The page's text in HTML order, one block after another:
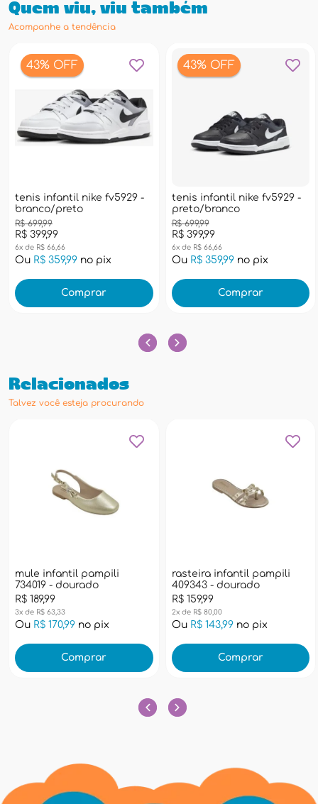
Quem viu, viu também
Acompanhe a tendência
43% OFF
tenis infantil nike fv5929 -
branco/preto
R$ 399,99
R$ 699,99
6x de R$ 66,66
Ou R$ 359,99 no pix
Comprar
43% OFF
tenis infantil nike fv5929 -
preto/branco
R$ 399,99
R$ 699,99
6x de R$ 66,66
Ou R$ 359,99no pix
Comprar
Relacionados
Talvez você esteja procurando
mule infantil pampili
734019 - dourado
R$ 189,99
3x de R$ 63,33
Ou R$ 170,99 no pix
Comprar
rasteira infantil pampili
409343 - dourado
R$ 159,99
2x de R$ 80,00
Ou R$ 143,99no pix
Comprar